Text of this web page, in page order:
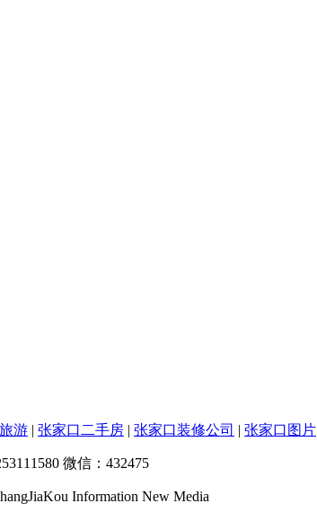
游 | 张家口二手房 | 张家口装修公司 | 张家口图片
微信：432475
Information New Media